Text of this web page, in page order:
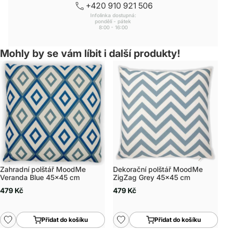
+420 910 921 506
Infolinka dostupná:
pondělí - pátek
8:00 - 16:00
Mohly by se vám líbit i další produkty!
Zahradní polštář MoodMe
Veranda Blue 45x45 cm
479 Kč
Přidat do košíku
Dekorační polštář MoodMe
ZigZag Grey 45x45 cm
479 Kč
Přidat do košíku